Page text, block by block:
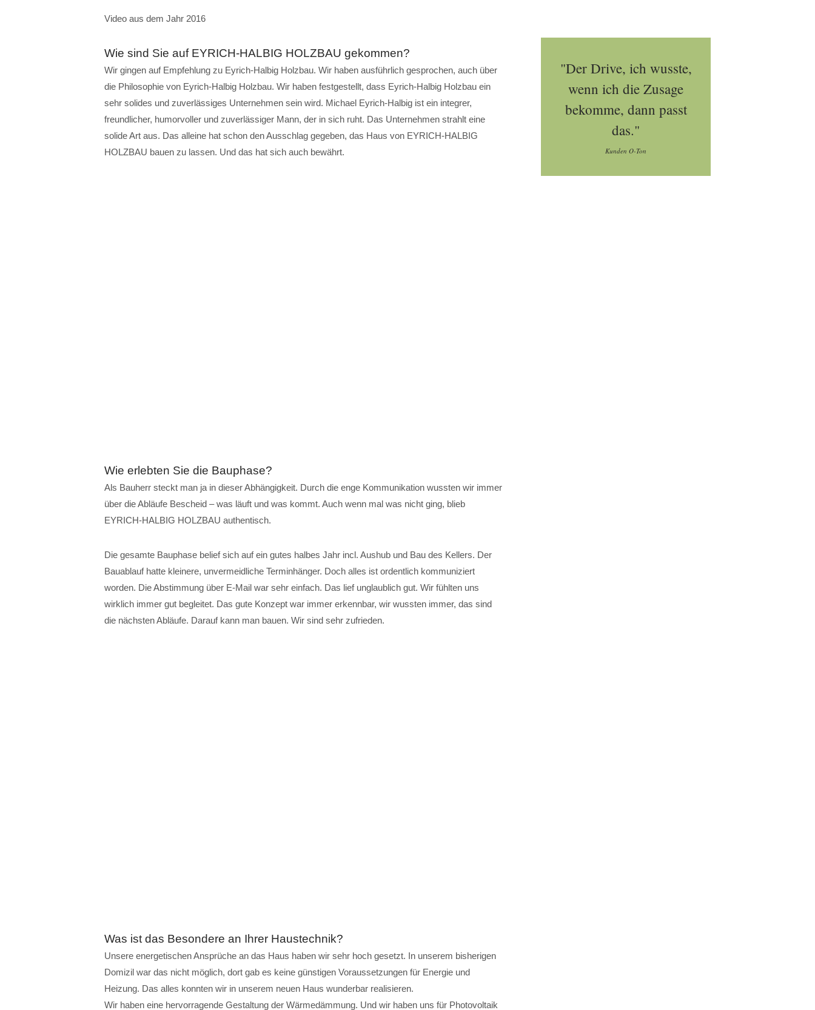
Video aus dem Jahr 2016
Wie sind Sie auf EYRICH-HALBIG HOLZBAU gekommen?
Wir gingen auf Empfehlung zu Eyrich-Halbig Holzbau. Wir haben ausführlich gesprochen, auch über
die Philosophie von Eyrich-Halbig Holzbau. Wir haben festgestellt, dass Eyrich-Halbig Holzbau ein
sehr solides und zuverlässiges Unternehmen sein wird. Michael Eyrich-Halbig ist ein integrer,
freundlicher, humorvoller und zuverlässiger Mann, der in sich ruht. Das Unternehmen strahlt eine
solide Art aus. Das alleine hat schon den Ausschlag gegeben, das Haus von EYRICH-HALBIG
HOLZBAU bauen zu lassen. Und das hat sich auch bewährt.
Wie erlebten Sie die Bauphase?
Als Bauherr steckt man ja in dieser Abhängigkeit. Durch die enge Kommunikation wussten wir immer
über die Abläufe Bescheid – was läuft und was kommt. Auch wenn mal was nicht ging, blieb
EYRICH-HALBIG HOLZBAU authentisch.
Die gesamte Bauphase belief sich auf ein gutes halbes Jahr incl. Aushub und Bau des Kellers. Der
Bauablauf hatte kleinere, unvermeidliche Terminhänger. Doch alles ist ordentlich kommuniziert
worden. Die Abstimmung über E-Mail war sehr einfach. Das lief unglaublich gut. Wir fühlten uns
wirklich immer gut begleitet. Das gute Konzept war immer erkennbar, wir wussten immer, das sind
die nächsten Abläufe. Darauf kann man bauen. Wir sind sehr zufrieden.
Was ist das Besondere an Ihrer Haustechnik?
Unsere energetischen Ansprüche an das Haus haben wir sehr hoch gesetzt. In unserem bisherigen
Domizil war das nicht möglich, dort gab es keine günstigen Voraussetzungen für Energie und
Heizung. Das alles konnten wir in unserem neuen Haus wunderbar realisieren.
Wir haben eine hervorragende Gestaltung der Wärmedämmung. Und wir haben uns für Photovoltaik
"Der Drive, ich wusste,
wenn ich die Zusage
bekomme, dann passt
das."
Kunden O-Ton